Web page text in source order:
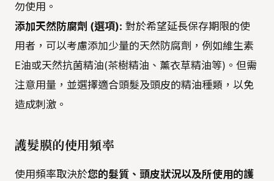
勿使用。
添加天然防腐劑 (選項): 對於希望延長保存期限的使
用者，可以考慮添加少量的天然防腐劑，例如維生素
E油或天然抗菌精油(茶樹精油、薰衣草精油等)。但需
注意用量，並選擇適合頭髮及頭皮的精油種類，以免
造成刺激。
護髮膜的使用頻率
使用頻率取決於您的髮質、頭皮狀況以及所使用的護